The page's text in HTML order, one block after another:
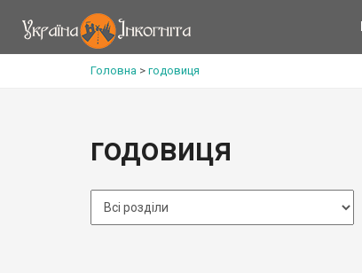
Головна > годовиця
годовиця